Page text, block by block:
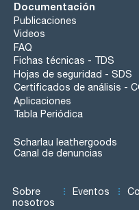
Documentación
Publicaciones
Videos
FAQ
Fichas técnicas - TDS
Hojas de seguridad - SDS
Certificados de análisis -
Aplicaciones
Tabla Periódica
Scharlau leathergoods
Canal de denuncias
Sobre
nosotros
Eventos